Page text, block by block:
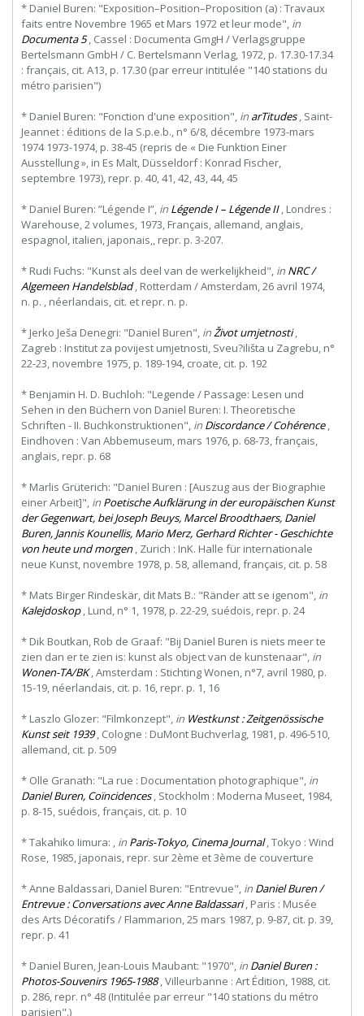
* Daniel Buren: "Exposition–Position–Proposition (a) : Travaux
faits entre Novembre 1965 et Mars 1972 et leur mode", in
Documenta 5, Cassel : Documenta GmgH / Verlagsgruppe
Bertelsmann GmbH / C. Bertelsmann Verlag, 1972, p. 17.30-17.34
: français, cit. A13, p. 17.30 (par erreur intitulée "140 stations du
métro parisien")
* Daniel Buren: "Fonction d'une exposition", in arTitudes, Saint-
Jeannet : éditions de la S.p.e.b., n° 6/8, décembre 1973-mars
1974 1973-1974, p. 38-45 (repris de « Die Funktion Einer
Ausstellung », in Es Malt, Düsseldorf : Konrad Fischer,
septembre 1973), repr. p. 40, 41, 42, 43, 44, 45
* Daniel Buren: ”Légende I”, in Légende I – Légende II, Londres :
Warehouse, 2 volumes, 1973, Français, allemand, anglais,
espagnol, italien, japonais,, repr. p. 3-207.
* Rudi Fuchs: "Kunst als deel van de werkelijkheid", in NRC /
Algemeen Handelsblad, Rotterdam / Amsterdam, 26 avril 1974,
n. p. , néerlandais, cit. et repr. n. p.
* Jerko Ješa Denegri: "Daniel Buren", inŽivot umjetnosti,
Zagreb : Institut za povijest umjetnosti, Sveu?ilišta u Zagrebu, n°
22-23, novembre 1975, p. 189-194, croate, cit. p. 192
* Benjamin H. D. Buchloh: "Legende / Passage: Lesen und
Sehen in den Büchern von Daniel Buren: I. Theoretische
Schriften - II. Buchkonstruktionen", in Discordance / Cohérence,
Eindhoven : Van Abbemuseum, mars 1976, p. 68-73, français,
anglais, repr. p. 68
* Marlis Grüterich: "Daniel Buren : [Auszug aus der Biographie
einer Arbeit]", in PoetischeAufklärungindereuropäischenKunst
derGegenwart, beiJosephBeuys, MarcelBroodthaers, Daniel
Buren, JannisKounellis, MarioMerz, GerhardRichter-Geschichte
von heute und morgen, Zurich : InK. Halle für internationale
neue Kunst, novembre 1978, p. 58, allemand, français, cit. p. 58
* Mats Birger Rindeskär, dit Mats B.: "Ränder att se igenom", in
Kalejdoskop, Lund, n° 1, 1978, p. 22-29, suédois, repr. p. 24
* Dik Boutkan, Rob de Graaf: "Bij Daniel Buren is niets meer te
zien dan er te zien is: kunst als object van de kunstenaar", in
Wonen-TA/BK, Amsterdam : Stichting Wonen, n°7, avril 1980, p.
15-19, néerlandais, cit. p. 16, repr. p. 1, 16
* Laszlo Glozer: "Filmkonzept", in Westkunst : Zeitgenössische
Kunst seit 1939, Cologne : DuMont Buchverlag, 1981, p. 496-510,
allemand, cit. p. 509
* Olle Granath: "La rue : Documentation photographique", in
Daniel Buren, Coïncidences, Stockholm : Moderna Museet, 1984,
p. 8-15, suédois, français, cit. p. 10
* Takahiko Iimura: , in Paris-Tokyo, Cinema Journal, Tokyo : Wind
Rose, 1985, japonais, repr. sur 2ème et 3ème de couverture
* Anne Baldassari, Daniel Buren: "Entrevue", in Daniel Buren /
Entrevue : Conversations avec Anne Baldassari, Paris : Musée
des Arts Décoratifs / Flammarion, 25 mars 1987, p. 9-87, cit. p. 39,
repr. p. 41
* Daniel Buren, Jean-Louis Maubant: "1970", in Daniel Buren :
Photos-Souvenirs 1965-1988, Villeurbanne : Art Édition, 1988, cit.
p. 286, repr. n° 48 (Intitulée par erreur "140 stations du métro
parisien".)